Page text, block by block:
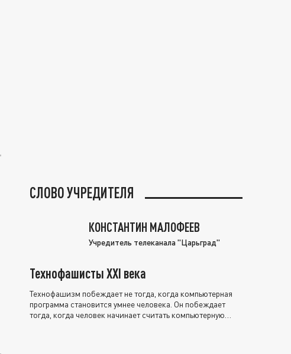
СЛОВО УЧРЕДИТЕЛЯ
КОНСТАНТИН МАЛОФЕЕВ
Учредитель телеканала "Царьград"
Технофашисты XXI века
Технофашизм побеждает не тогда, когда компьютерная
программа становится умнее человека. Он побеждает
тогда, когда человек начинает считать компьютерную